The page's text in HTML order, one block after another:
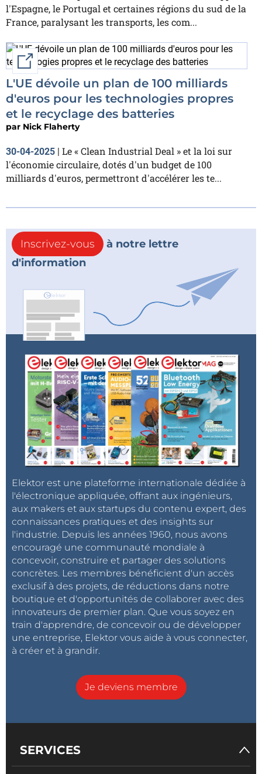
l'Espagne, le Portugal et certaines régions du sud de la
France, paralysant les transports, les com...
External link
L'UE dévoile un plan de 100 milliards
d'euros pour les technologies propres
et le recyclage des batteries
par Nick Flaherty
30-04-2025 | Le « Clean Industrial Deal » et la loi sur
l'économie circulaire, dotés d'un budget de 100
milliards d'euros, permettront d'accélérer les te...
Inscrivez-vous
à notre lettre
d'information
Elektor est une plateforme internationale dédiée à
l'électronique appliquée, offrant aux ingénieurs,
aux makers et aux startups du contenu expert, des
connaissances pratiques et des insights sur
l'industrie. Depuis les années 1960, nous avons
encouragé une communauté mondiale à
concevoir, construire et partager des solutions
concrètes. Les membres bénéficient d'un accès
exclusif à des projets, de réductions dans notre
boutique et d'opportunités de collaborer avec des
innovateurs de premier plan. Que vous soyez en
train d'apprendre, de concevoir ou de développer
une entreprise, Elektor vous aide à vous connecter,
à créer et à grandir.
Je deviens membre
SERVICES